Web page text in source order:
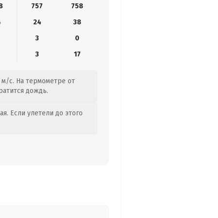
757
758
24
38
3
0
3
17
м/с. На термометре от
дождь.
Если улетели до этого